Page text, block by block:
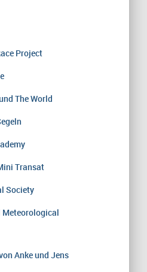
Project
The World
Transat
Society
Anke und Jens